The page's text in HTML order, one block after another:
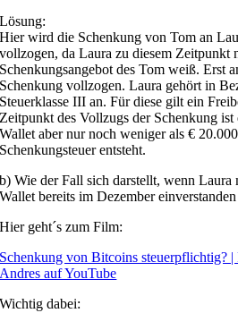
Lösung:
Hier wird die Schenkung von Tom an
vollzogen, da Laura zu diesem Zeitpunkt
Schenkungsangebot des Tom weiß. Erst
Schenkung vollzogen. Laura gehört in
Steuerklasse III an. Für diese gilt ein
Zeitpunkt des Vollzugs der Schenkung
Wallet aber nur noch weniger als €
Schenkungsteuer entsteht.
b) Wie der Fall sich darstellt, wenn
Wallet bereits im Dezember
Hier geht´s zum Film:
Schenkung von Bitcoins steuerpflichtig? |
Andres auf YouTube
Wichtig dabei: